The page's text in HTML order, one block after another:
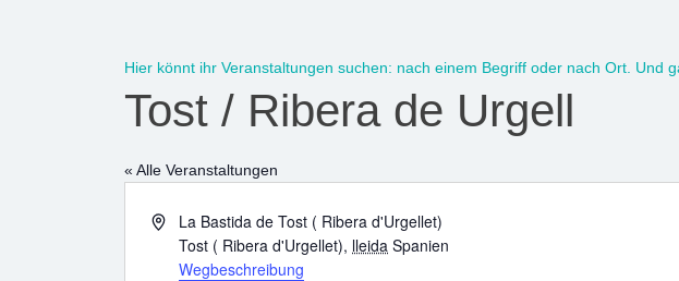
Hier könnt ihr Veranstaltungen suchen: nach einem Begriff oder nach Ort. Und
Tost / Ribera de Urgell
« Alle Veranstaltungen
AdresseLa Bastida de Tost ( Ribera d'Urgellet)
Tost ( Ribera d'Urgellet), lleida Spanien
Wegbeschreibung